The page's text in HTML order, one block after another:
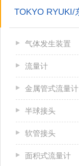
气体发生装置
流量计
金属管式流量计
半球接头
软管接头
面积式流量计